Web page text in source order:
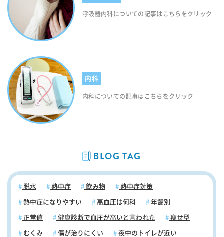
呼吸器内科についての記事はこちらをクリック
内科
内科についての記事はこちらをクリック
BLOG TAG
脱水 熱中症 飲み物 熱中症対策
熱中症になりやすい 高血圧は何科 年齢別
正常値 健康診断で血圧が高いと言われた 痩せ型
むくみ 傷が治りにくい 夜中のトイレが近い